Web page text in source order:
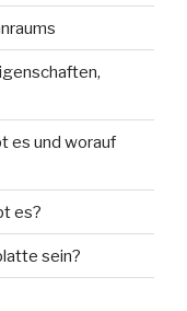
es und worauf
es?
sein?